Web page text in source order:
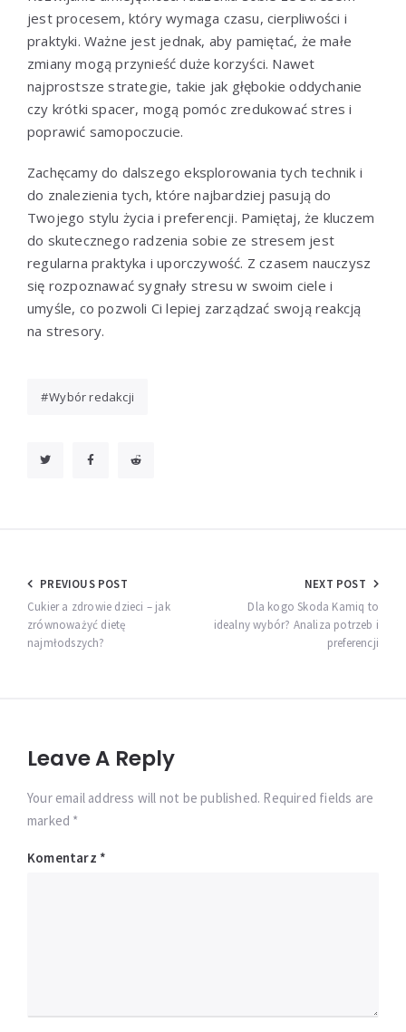
jest procesem, który wymaga czasu, cierpliwości i
praktyki. Ważne jest jednak, aby pamiętać, że małe
zmiany mogą przynieść duże korzyści. Nawet
najprostsze strategie, takie jak głębokie oddychanie
czy krótki spacer, mogą pomóc zredukować stres i
poprawić samopoczucie.
Zachęcamy do dalszego eksplorowania tych technik i
do znalezienia tych, które najbardziej pasują do
Twojego stylu życia i preferencji. Pamiętaj, że kluczem
do skutecznego radzenia sobie ze stresem jest
regularna praktyka i uporczywość. Z czasem nauczysz
się rozpoznawać sygnały stresu w swoim ciele i
umyśle, co pozwoli Ci lepiej zarządzać swoją reakcją
na stresory.
Wybór redakcji
Nawigacja
wpisu
PREVIOUS POST
Cukier a zdrowie dzieci – jak
zrównoważyć dietę
najmłodszych?
NEXT POST
Dla kogo Skoda Kamiq to
idealny wybór? Analiza potrzeb i
preferencji
Leave A Reply
Your email address will not be published. Required fields are
marked *
Komentarz *